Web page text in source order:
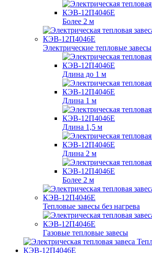
Более 2 м
Электрические тепловые завесы
Длина до 1 м
Длина 1 м
Длина 1,5 м
Длина 2 м
Более 2 м
Тепловые завесы без нагрева
Газовые тепловые завесы